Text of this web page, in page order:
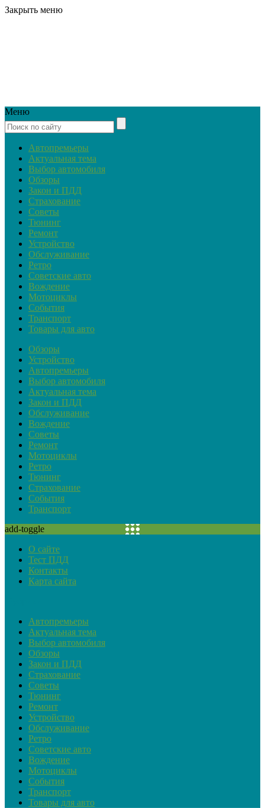
Закрыть меню
Меню
Автопремьеры
Актуальная тема
Выбор автомобиля
Обзоры
Закон и ПДД
Страхование
Советы
Тюнинг
Ремонт
Устройство
Обслуживание
Ретро
Советские авто
Вождение
Мотоциклы
События
Транспорт
Товары для авто
Обзоры
Устройство
Автопремьеры
Выбор автомобиля
Актуальная тема
Закон и ПДД
Обслуживание
Вождение
Советы
Ремонт
Мотоциклы
Ретро
Тюнинг
Страхование
События
Транспорт
add-toggle
О сайте
Тест ПДД
Контакты
Карта сайта
Автопремьеры
Актуальная тема
Выбор автомобиля
Обзоры
Закон и ПДД
Страхование
Советы
Тюнинг
Ремонт
Устройство
Обслуживание
Ретро
Советские авто
Вождение
Мотоциклы
События
Транспорт
Товары для авто